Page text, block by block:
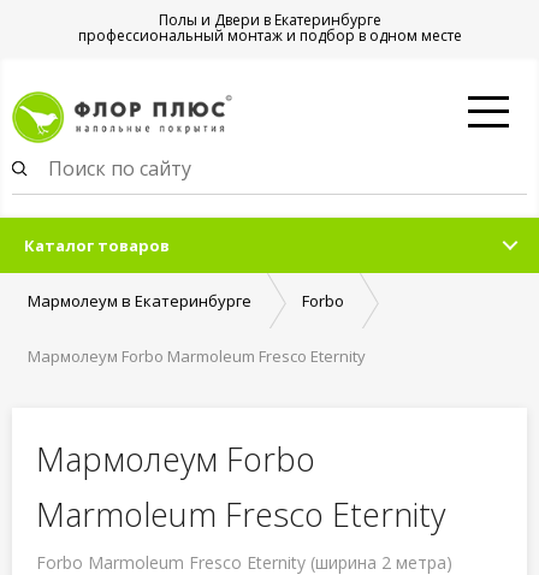
Полы и Двери в Екатеринбурге
профессиональный монтаж и подбор в одном месте
Каталог товаров
Мармолеум в Екатеринбурге Forbo
Мармолеум Forbo Marmoleum Fresco Eternity
Мармолеум Forbo
Marmoleum Fresco Eternity
Forbo Marmoleum Fresco Eternity (ширина 2 метра)